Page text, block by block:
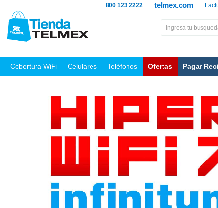
telmex.com
800 123 2222
Cobertura WiFi Celulares Teléfonos Ofertas Pagar